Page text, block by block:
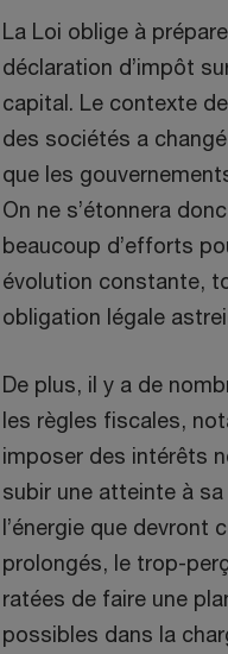
La Loi oblige à
déclaration d’impôt
capital. Le contexte
des sociétés a
que les
On ne s’étonnera
beaucoup d’efforts
évolution constante,
obligation légale
De plus, il y a de
les règles fiscales,
imposer des intérêts
subir une atteinte à
l’énergie que devront
prolongés, le trop-
ratées de faire une
possibles dans la